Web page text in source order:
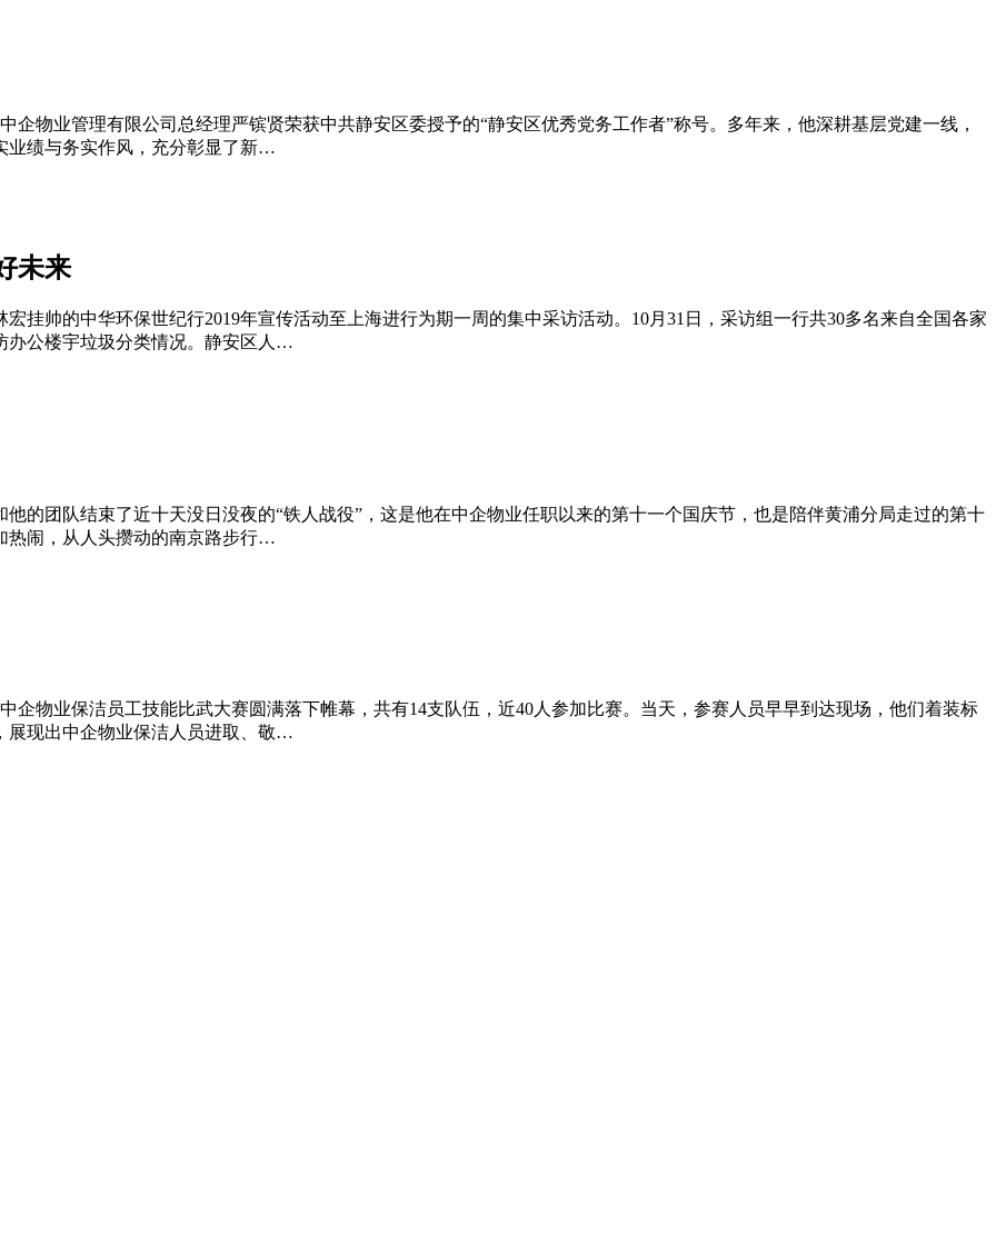
企物业管理有限公司总经理严镔贤荣获中共静安区委授予的“静安区优秀党务工作者”称号。多年来，他深耕基层党建一线，
业绩与务实作风，充分彰显了新…
未来
挂帅的中华环保世纪行2019年宣传活动至上海进行为期一周的集中采访活动。10月31日，采访组一行共30多名来自全国各家
办公楼宇垃圾分类情况。静安区人…
的团队结束了近十天没日没夜的“铁人战役”，这是他在中企物业任职以来的第十一个国庆节，也是陪伴黄浦分局走过的第十
热闹，从人头攒动的南京路步行…
企物业保洁员工技能比武大赛圆满落下帷幕，共有14支队伍，近40人参加比赛。当天，参赛人员早早到达现场，他们着装标
展现出中企物业保洁人员进取、敬…